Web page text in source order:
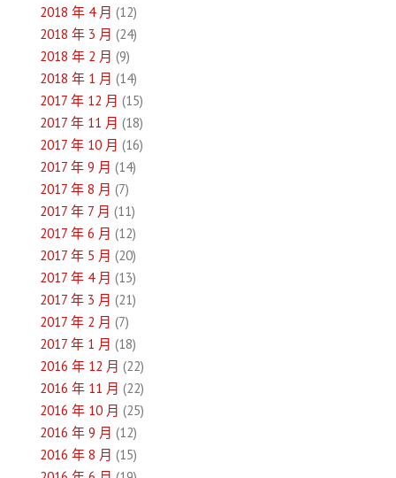
2018 年 4 月 (12)
2018 年 3 月 (24)
2018 年 2 月 (9)
2018 年 1 月 (14)
2017 年 12 月 (15)
2017 年 11 月 (18)
2017 年 10 月 (16)
2017 年 9 月 (14)
2017 年 8 月 (7)
2017 年 7 月 (11)
2017 年 6 月 (12)
2017 年 5 月 (20)
2017 年 4 月 (13)
2017 年 3 月 (21)
2017 年 2 月 (7)
2017 年 1 月 (18)
2016 年 12 月 (22)
2016 年 11 月 (22)
2016 年 10 月 (25)
2016 年 9 月 (12)
2016 年 8 月 (15)